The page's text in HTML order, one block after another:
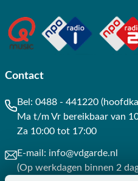
Hoe maak ik tuinkussens schoon?
Contact
Bel: 0488 - 441220
Ma t/m Vr bereikbaar van
Za 10:00 tot 17:00
E-mail: info@vdgarde.nl
(Op werkdagen binnen 2